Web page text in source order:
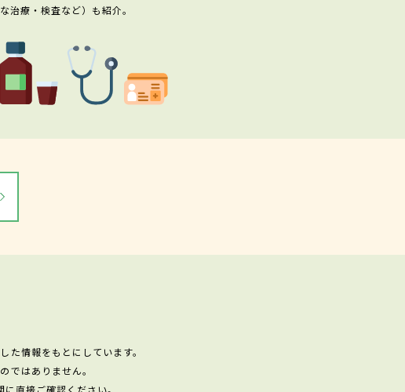
治療・検査など）も紹介。
た情報をもとにしています。
ではありません。
直接ご確認ください。